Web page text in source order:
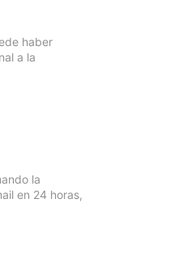
haber
a la
la
en 24 horas,